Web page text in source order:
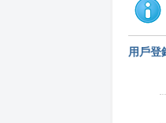
用戶登